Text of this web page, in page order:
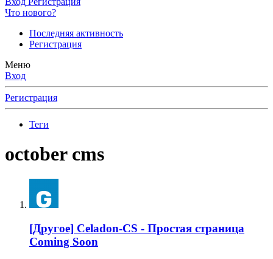
Что нового?
Последняя активность
Регистрация
Меню
Вход
Регистрация
Теги
october cms
[Другое] Celadon-CS - Простая страница
Coming Soon